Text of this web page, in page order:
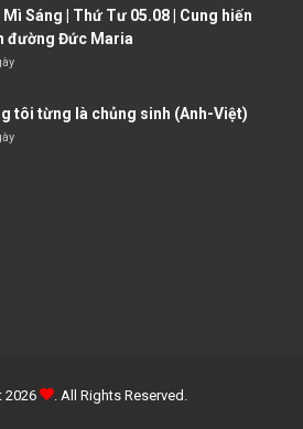
Mì Sáng | Thứ Tư 05.08 | Cung hiến
đường Đức Maria
tôi từng là chủng sinh (Anh-Việt)
2026 . All Rights Reserved.